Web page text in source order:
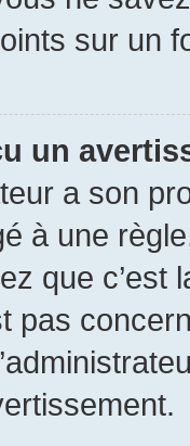
sur un
un
a son
à une
que c’est
pas